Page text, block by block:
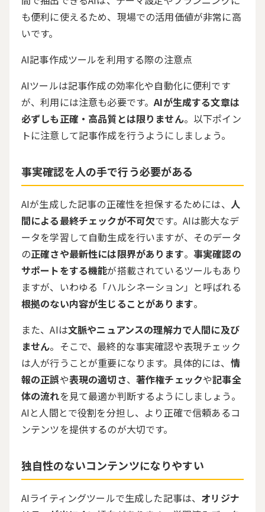
も便利に使えるため、現場での活用価値が非常に高
いです。
AI記事作成ツールを利用する際の注意点
AIツールは記事作成の効率化や自動化に便利です
が、利用には注意も必要です。AIが生成する文章は
必ずしも正確・高品質とは限りません。以下ポイン
トに注意して記事作成を行うようにしましょう。
事実確認を人の手で行う必要がある
AIが生成した記事の正確性を担保するためには、 人
間による最終チェックが不可欠です。AIは膨大なデ
ータを学習して自動生成を行いますが、そのデータ
の正確さや最新性には限界があります。 事実確認の
サポートをする機能が搭載されているツールもあり
ますが、いわゆる「ハルシネーション」と呼ばれる
根拠のない内容が生じることがあります。
また、AIは文脈やニュアンスの理解力で人間に及び
ません。そこで、最終的な事実確認や表現チェック
は人が行うことが重要になります。具体的には、 情
報の正誤や表現の適切さ、 著作権チェックや記事全
体の流れを見て最適か判断するようにしましょう。
AIと人間とで役割を分担し、より正確で信頼あるコ
ンテンツを提供するのが大切です。
独自性のないコンテンツになりやすい
AIライティングツールで生成した記事は、 オリジナ